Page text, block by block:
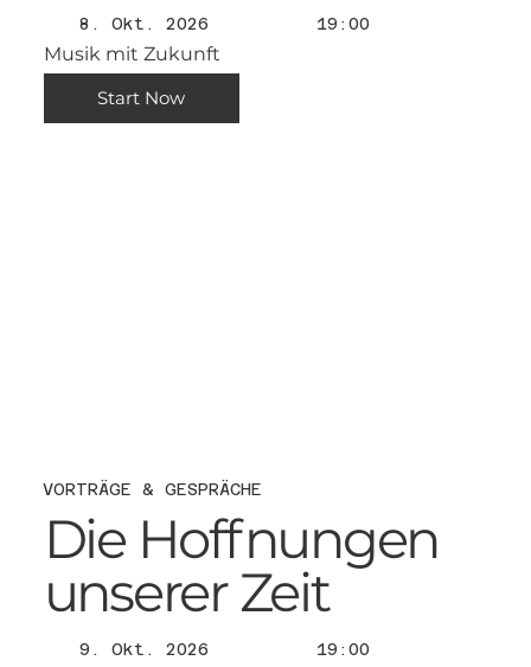
8. Okt. 2026 19:00
Musik mit Zukunft
Start Now
VORTRÄGE & GESPRÄCHE
Die Hoffnungen
unserer Zeit
9. Okt. 2026 19:00